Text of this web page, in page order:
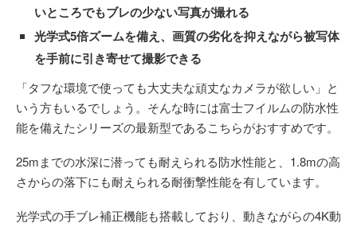
いところでもブレの少ない写真が撮れる
光学式5倍ズームを備え、画質の劣化を抑えながら被写体
を手前に引き寄せて撮影できる
「タフな環境で使っても大丈夫な頑丈なカメラが欲しい」と
いう方もいるでしょう。そんな時には富士フイルムの防水性
能を備えたシリーズの最新型であるこちらがおすすめです。
25mまでの水深に潜っても耐えられる防水性能と、1.8mの高
さからの落下にも耐えられる耐衝撃性能を有しています。
光学式の手ブレ補正機能も搭載しており、動きながらの4K動